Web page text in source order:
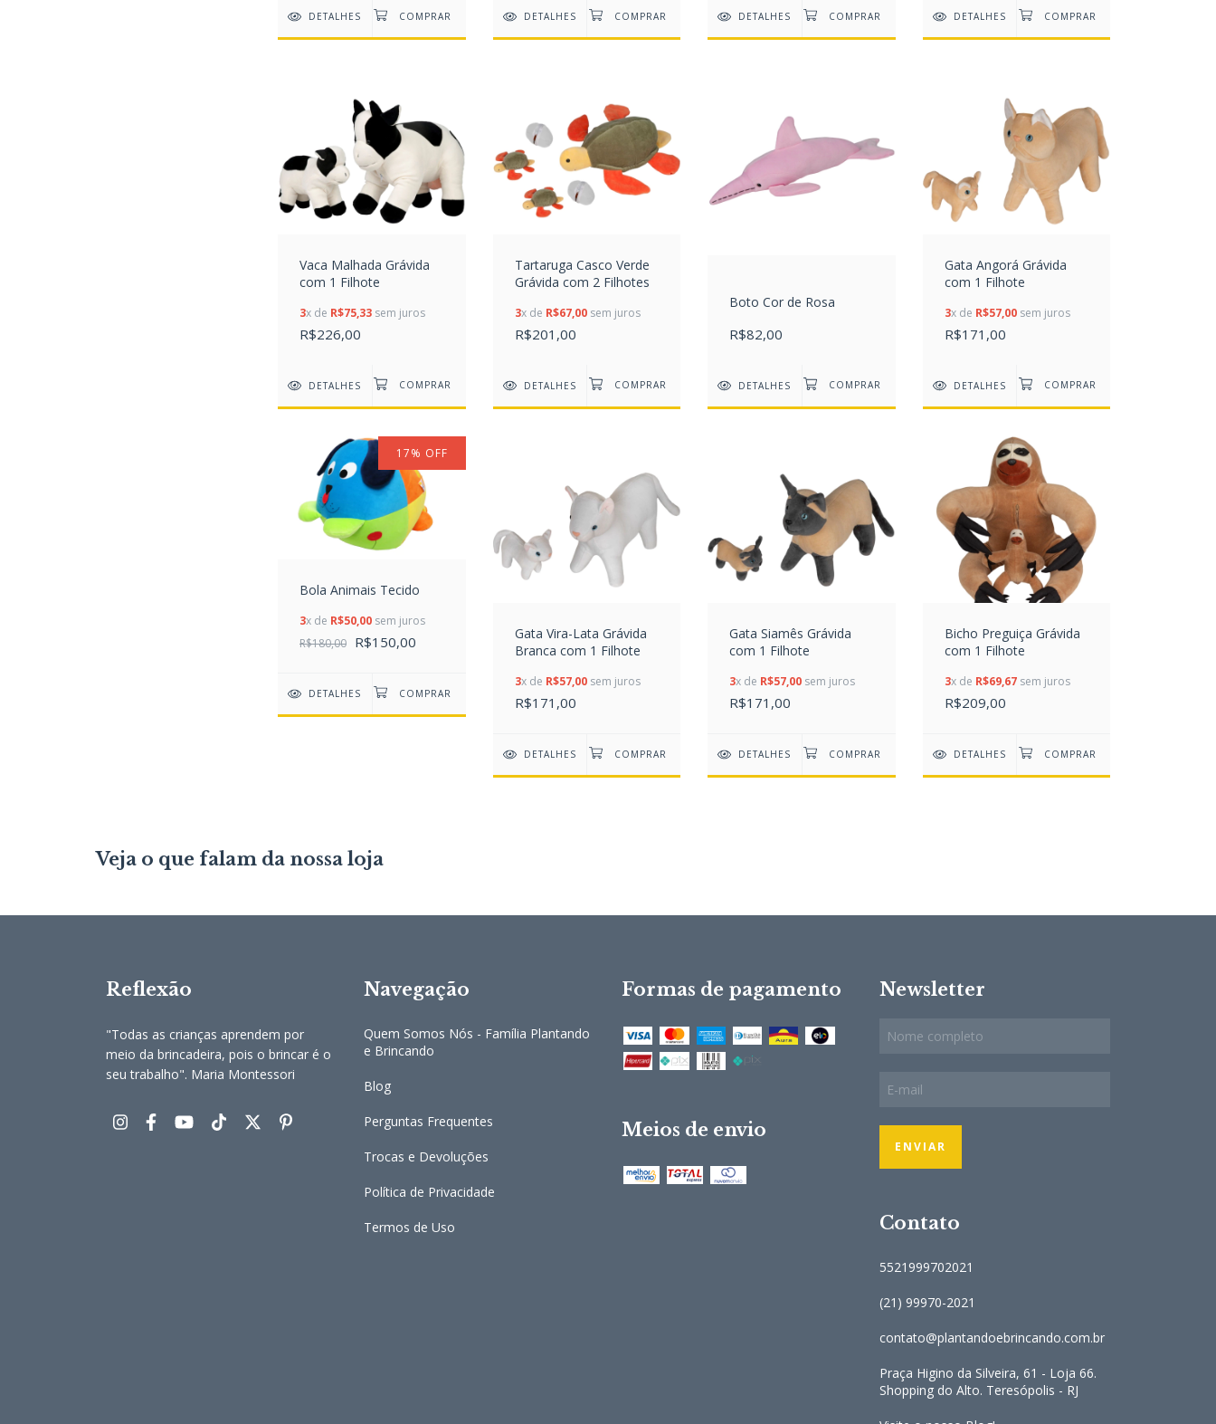
DETALHES DETALHES DETALHES DETALHES
Vaca Malhada Grávida
com 1 Filhote
3x de R$75,33 sem juros
R$226,00
DETALHES
Tartaruga Casco Verde
Grávida com 2 Filhotes
3x de R$67,00sem juros
R$201,00
DETALHES
Boto Cor de Rosa
R$82,00
DETALHES
Gata Angorá Grávida
com 1 Filhote
3x de R$57,00sem juros
R$171,00
DETALHES
17% OFF
Bola Animais Tecido
3x de R$50,00 sem juros
R$180,00 R$150,00
DETALHES
Gata Vira-Lata Grávida
Branca com 1 Filhote
3x de R$57,00sem juros
R$171,00
DETALHES
Gata Siamês Grávida
com 1 Filhote
3x de R$57,00 sem juros
R$171,00
DETALHES
Bicho Preguiça Grávida
com 1 Filhote
3x de R$69,67sem juros
R$209,00
DETALHES
Veja o que falam da nossa loja
Reflexão
"Todas as crianças aprendem por
meio da brincadeira, pois o brincar é o
seu trabalho". Maria Montessori
Navegação
Quem Somos Nós - Família Plantando
e Brincando
Blog
Perguntas Frequentes
Trocas e Devoluções
Política de Privacidade
Termos de Uso
Formas de pagamento
Meios de envio
Newsletter
Contato
5521999702021
(21) 99970-2021
contato@plantandoebrincando.com.br
Praça Higino da Silveira, 61 - Loja 66.
Shopping do Alto. Teresópolis - RJ